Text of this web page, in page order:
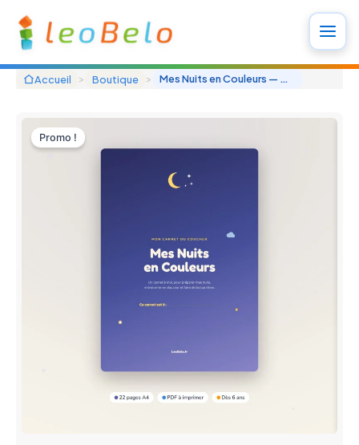
contenu
Accueil > Boutique > Mes Nuits en Couleurs — Carnet du coucher et du sommeil à imprimer (TDAH, TSA, DYS)
Promo !